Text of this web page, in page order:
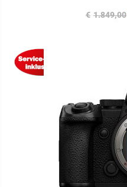
€ 1.849,00